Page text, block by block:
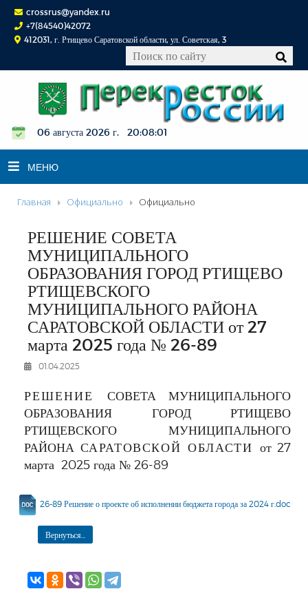
crossrus@yandex.ru
+7(84540)42072
412031, г. Ртищево Саратовской области, ул. Советская, 3
06 августа 2026 г. 20:08:01
МЕНЮ
ОФИЦИАЛЬНО
К СВЕДЕНИЮ
КОНКУРСЫ
ФОТОРЕПОРТАЖИ
РЕКЛАМОДАТЕЛЯМ
ОБЪЯВЛЕНИЯ
КОНТАКТЫ
Главная Официально Официально
РЕШЕНИЕ СОВЕТА
МУНИЦИПАЛЬНОГО
ОБРАЗОВАНИЯ ГОРОД РТИЩЕВО
РТИЩЕВСКОГО
МУНИЦИПАЛЬНОГО РАЙОНА
САРАТОВСКОЙ ОБЛАСТИ от 27
марта 2025 года № 26-89
01.04.2025
РЕШЕНИЕ СОВЕТА МУНИЦИПАЛЬНОГО
ОБРАЗОВАНИЯ ГОРОД РТИЩЕВО
РТИЩЕВСКОГО МУНИЦИПАЛЬНОГО
РАЙОНА САРАТОВСКОЙ ОБЛАСТИ от 27
марта 2025 года № 26-89
26-89 Решение о проекте об исполнении бюджета города за 2024 г.doc
Вернуться...